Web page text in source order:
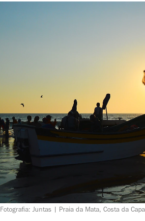
Fotografia: Juntas | Praia da Mata, Costa da